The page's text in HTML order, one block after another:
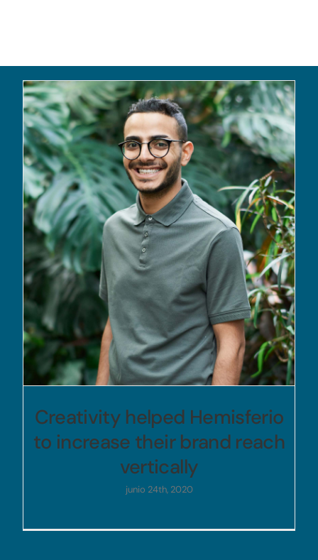
Creativity helped Hemisferio
to increase their brand reach
vertically
junio 24th, 2020